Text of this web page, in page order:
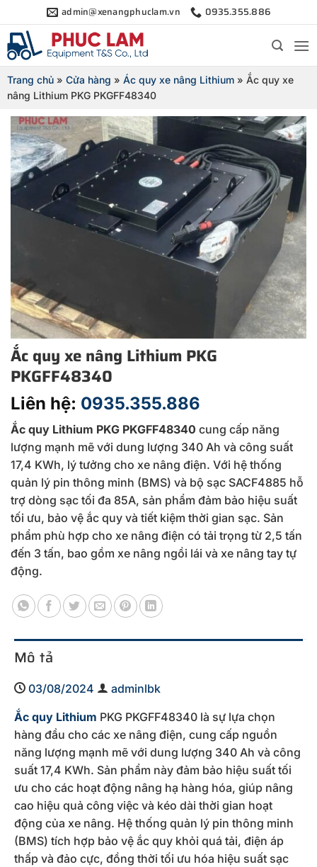
qua
nội
dung
admin@xenangphuclam.vn 0935.355.886
Trang chủ » Cửa hàng » Ác quy xe nâng Lithium » Ắc quy xe
nâng Lithium PKG PKGFF48340
Ắc quy xe nâng Lithium PKG
PKGFF48340
Liên hệ: 0935.355.886
Ắc quy Lithium PKG PKGFF48340 cung cấp năng
lượng mạnh mẽ với dung lượng 340 Ah và công suất
17,4 KWh, lý tưởng cho xe nâng điện. Với hệ thống
quản lý pin thông minh (BMS) và bộ sạc SACF4885 hỗ
trợ dòng sạc tối đa 85A, sản phẩm đảm bảo hiệu suất
tối ưu, bảo vệ ắc quy và tiết kiệm thời gian sạc. Sản
phẩm phù hợp cho xe nâng điện có tải trọng từ 2,5 tấn
đến 3 tấn, bao gồm xe nâng ngồi lái và xe nâng tay tự
động.
Mô tả
03/08/2024
adminlbk
Ắc quy Lithium PKG PKGFF48340 là sự lựa chọn
hàng đầu cho các xe nâng điện, cung cấp nguồn
năng lượng mạnh mẽ với dung lượng 340 Ah và công
suất 17,4 KWh. Sản phẩm này đảm bảo hiệu suất tối
ưu cho các hoạt động nâng hạ hàng hóa, giúp nâng
cao hiệu quả công việc và kéo dài thời gian hoạt
động của xe nâng. Hệ thống quản lý pin thông minh
(BMS) tích hợp bảo vệ ắc quy khỏi quá tải, điện áp
thấp và đảo cực, đồng thời tối ưu hóa hiệu suất sạc